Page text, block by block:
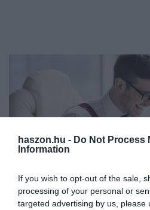
haszon.hu - Do Not Process
Information
If you wish to opt-out of the sale,
processing of your personal or
targeted advertising by us, please